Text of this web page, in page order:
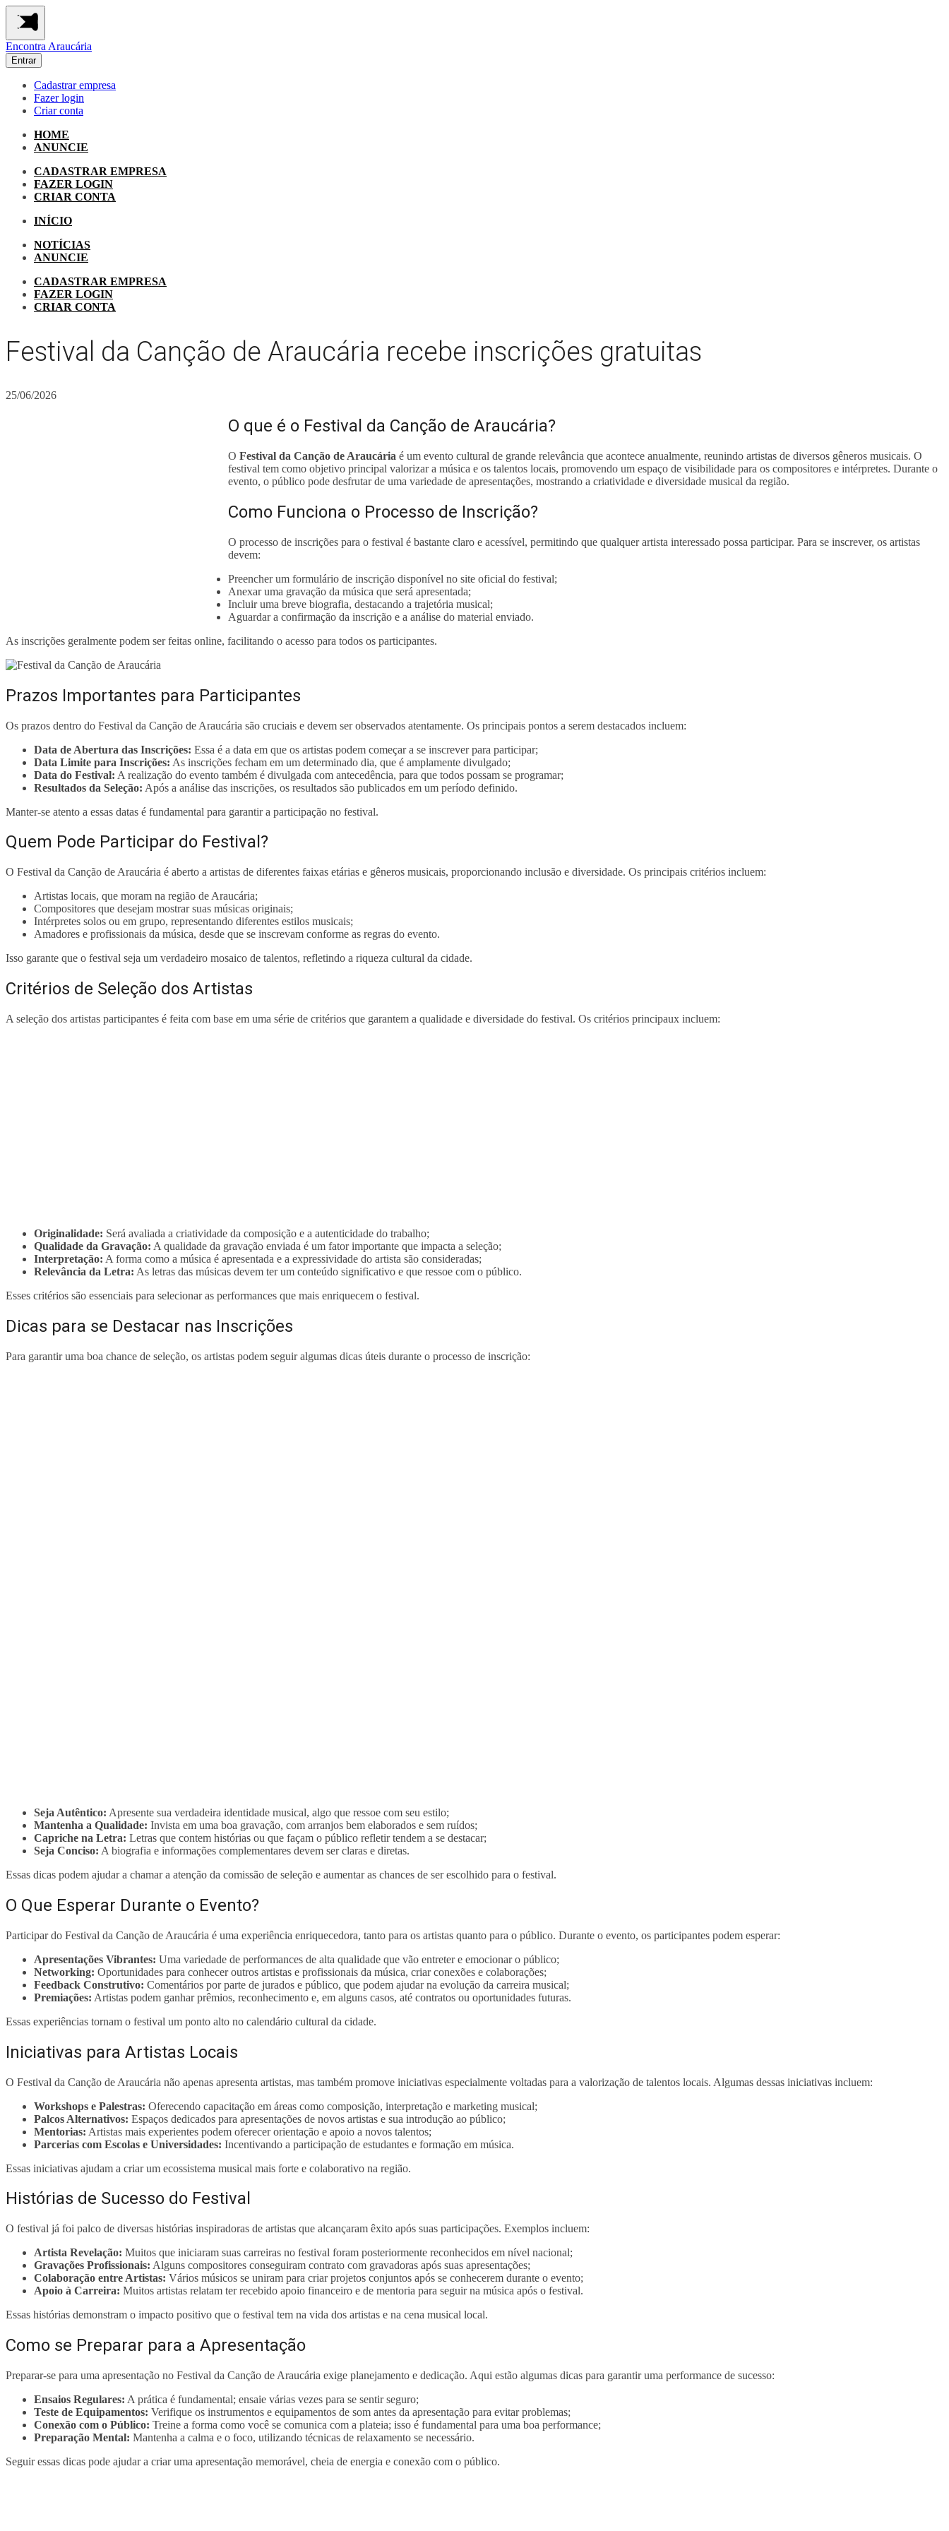
Encontra Araucária
Entrar
Cadastrar empresa
Fazer login
Criar conta
HOME
ANUNCIE
CADASTRAR EMPRESA
FAZER LOGIN
CRIAR CONTA
INÍCIO
NOTÍCIAS
ANUNCIE
CADASTRAR EMPRESA
FAZER LOGIN
CRIAR CONTA
Festival da Canção de Araucária recebe inscrições gratuitas
25/06/2026
O que é o Festival da Canção de Araucária?
O Festival da Canção de Araucária é um evento cultural de grande relevância que acontece anualmente, reunindo artistas de diversos gêneros musicais. O
festival tem como objetivo principal valorizar a música e os talentos locais, promovendo um espaço de visibilidade para os compositores e intérpretes. Durante o
evento, o público pode desfrutar de uma variedade de apresentações, mostrando a criatividade e diversidade musical da região.
Como Funciona o Processo de Inscrição?
O processo de inscrições para o festival é bastante claro e acessível, permitindo que qualquer artista interessado possa participar. Para se inscrever, os artistas
devem:
Preencher um formulário de inscrição disponível no site oficial do festival;
Anexar uma gravação da música que será apresentada;
Incluir uma breve biografia, destacando a trajetória musical;
Aguardar a confirmação da inscrição e a análise do material enviado.
As inscrições geralmente podem ser feitas online, facilitando o acesso para todos os participantes.
Prazos Importantes para Participantes
Os prazos dentro do Festival da Canção de Araucária são cruciais e devem ser observados atentamente. Os principais pontos a serem destacados incluem:
Data de Abertura das Inscrições: Essa é a data em que os artistas podem começar a se inscrever para participar;
Data Limite para Inscrições: As inscrições fecham em um determinado dia, que é amplamente divulgado;
Data do Festival: A realização do evento também é divulgada com antecedência, para que todos possam se programar;
Resultados da Seleção: Após a análise das inscrições, os resultados são publicados em um período definido.
Manter-se atento a essas datas é fundamental para garantir a participação no festival.
Quem Pode Participar do Festival?
O Festival da Canção de Araucária é aberto a artistas de diferentes faixas etárias e gêneros musicais, proporcionando inclusão e diversidade. Os principais critérios incluem:
Artistas locais, que moram na região de Araucária;
Compositores que desejam mostrar suas músicas originais;
Intérpretes solos ou em grupo, representando diferentes estilos musicais;
Amadores e profissionais da música, desde que se inscrevam conforme as regras do evento.
Isso garante que o festival seja um verdadeiro mosaico de talentos, refletindo a riqueza cultural da cidade.
Critérios de Seleção dos Artistas
A seleção dos artistas participantes é feita com base em uma série de critérios que garantem a qualidade e diversidade do festival. Os critérios principaux incluem:
Originalidade: Será avaliada a criatividade da composição e a autenticidade do trabalho;
Qualidade da Gravação: A qualidade da gravação enviada é um fator importante que impacta a seleção;
Interpretação: A forma como a música é apresentada e a expressividade do artista são consideradas;
Relevância da Letra: As letras das músicas devem ter um conteúdo significativo e que ressoe com o público.
Esses critérios são essenciais para selecionar as performances que mais enriquecem o festival.
Dicas para se Destacar nas Inscrições
Para garantir uma boa chance de seleção, os artistas podem seguir algumas dicas úteis durante o processo de inscrição:
Seja Autêntico: Apresente sua verdadeira identidade musical, algo que ressoe com seu estilo;
Mantenha a Qualidade: Invista em uma boa gravação, com arranjos bem elaborados e sem ruídos;
Capriche na Letra: Letras que contem histórias ou que façam o público refletir tendem a se destacar;
Seja Conciso: A biografia e informações complementares devem ser claras e diretas.
Essas dicas podem ajudar a chamar a atenção da comissão de seleção e aumentar as chances de ser escolhido para o festival.
O Que Esperar Durante o Evento?
Participar do Festival da Canção de Araucária é uma experiência enriquecedora, tanto para os artistas quanto para o público. Durante o evento, os participantes podem esperar:
Apresentações Vibrantes: Uma variedade de performances de alta qualidade que vão entreter e emocionar o público;
Networking: Oportunidades para conhecer outros artistas e profissionais da música, criar conexões e colaborações;
Feedback Construtivo: Comentários por parte de jurados e público, que podem ajudar na evolução da carreira musical;
Premiações: Artistas podem ganhar prêmios, reconhecimento e, em alguns casos, até contratos ou oportunidades futuras.
Essas experiências tornam o festival um ponto alto no calendário cultural da cidade.
Iniciativas para Artistas Locais
O Festival da Canção de Araucária não apenas apresenta artistas, mas também promove iniciativas especialmente voltadas para a valorização de talentos locais. Algumas dessas iniciativas incluem:
Workshops e Palestras: Oferecendo capacitação em áreas como composição, interpretação e marketing musical;
Palcos Alternativos: Espaços dedicados para apresentações de novos artistas e sua introdução ao público;
Mentorias: Artistas mais experientes podem oferecer orientação e apoio a novos talentos;
Parcerias com Escolas e Universidades: Incentivando a participação de estudantes e formação em música.
Essas iniciativas ajudam a criar um ecossistema musical mais forte e colaborativo na região.
Histórias de Sucesso do Festival
O festival já foi palco de diversas histórias inspiradoras de artistas que alcançaram êxito após suas participações. Exemplos incluem:
Artista Revelação: Muitos que iniciaram suas carreiras no festival foram posteriormente reconhecidos em nível nacional;
Gravações Profissionais: Alguns compositores conseguiram contrato com gravadoras após suas apresentações;
Colaboração entre Artistas: Vários músicos se uniram para criar projetos conjuntos após se conhecerem durante o evento;
Apoio à Carreira: Muitos artistas relatam ter recebido apoio financeiro e de mentoria para seguir na música após o festival.
Essas histórias demonstram o impacto positivo que o festival tem na vida dos artistas e na cena musical local.
Como se Preparar para a Apresentação
Preparar-se para uma apresentação no Festival da Canção de Araucária exige planejamento e dedicação. Aqui estão algumas dicas para garantir uma performance de sucesso:
Ensaios Regulares: A prática é fundamental; ensaie várias vezes para se sentir seguro;
Teste de Equipamentos: Verifique os instrumentos e equipamentos de som antes da apresentação para evitar problemas;
Conexão com o Público: Treine a forma como você se comunica com a plateia; isso é fundamental para uma boa performance;
Preparação Mental: Mantenha a calma e o foco, utilizando técnicas de relaxamento se necessário.
Seguir essas dicas pode ajudar a criar uma apresentação memorável, cheia de energia e conexão com o público.